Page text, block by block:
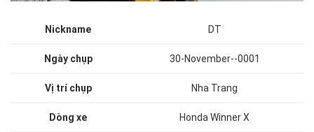
Nickname DT
Ngày chụp 30-November--0001
Vị trí chụp Nha Trang
Dòng xe Honda Winner X